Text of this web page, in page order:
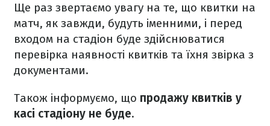
Ще раз звертаємо увагу на те, що квитки на
матч, як завжди, будуть іменними, і перед
входом на стадіон буде здійснюватися
перевірка наявності квитків та їхня звірка з
документами.
Також інформуємо, що продажу квитків у
касі стадіону не буде.